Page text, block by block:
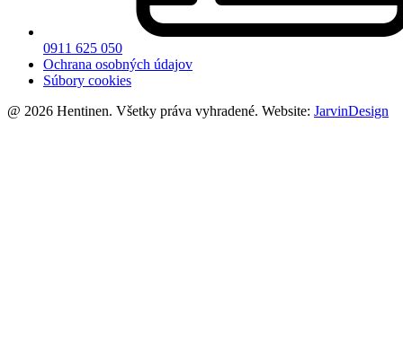
0911 625 050
Ochrana osobných údajov
Súbory cookies
@ 2026 Hentinen. Všetky práva vyhradené. Website: JarvinDesign